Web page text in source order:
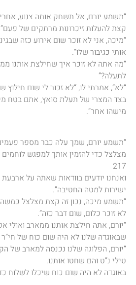
“תשמע יורם, אל תשחק אותה צנוע,
קצת להעלות זיכרונות מרתקים של
“מיכה, אני לא זוכר שום אירוע כזה
אותי כגיבור שלו”.
“מה אתה לא זוכר איך שחילצת אותנו
לתעלה?”
“לא”, אמרתי לו, “לא זכור לי שום
בצד המצרי של תעלת סואץ, אתם בטח
מישהו אחר”.
“תשמע יורם, שמך עלה כבר מספר
217
ואנחנו יודעים בוודאות שאתה על
ישירות למטה החטיבה”.
“תשמע מיכה, נכון זה קצת מצלצל
לא זוכר כלום, שום דבר כזה”.
“יורם, אתה חילצת אותנו ממארב ואולי
שבאוגדה שלנו לא היה שום כוח של חי”ר
“יורם, הפלוגה שלנו נכנסה למארב של
טילי נ”ט והם שחטו אותנו.
באוגדה לא היה שום כוח שיכלו לשלוח